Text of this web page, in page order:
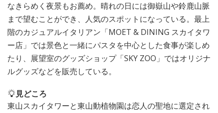
なきらめく夜景もお薦め。晴れの日には御嶽山や鈴鹿山脈
まで望むことができ、人気のスポットになっている。最上
階のカジュアルイタリアン「MOET & DINING スカイタワ
ー店」では景色と一緒にパスタを中心とした食事が楽しめ
たり、展望室のグッズショップ「SKY ZOO」ではオリジナ
ルグッズなどを販売している。
見どころ
東山スカイタワーと東山動植物園は恋人の聖地に選定され